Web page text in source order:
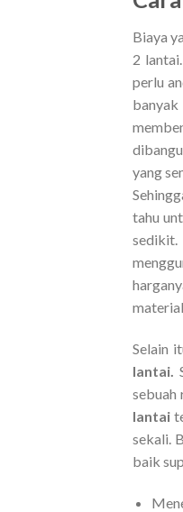
Biaya
2
perlu
yang
tahu
sedikit.
Selain
lantai.
sebuah
lantai
sekali.
baik